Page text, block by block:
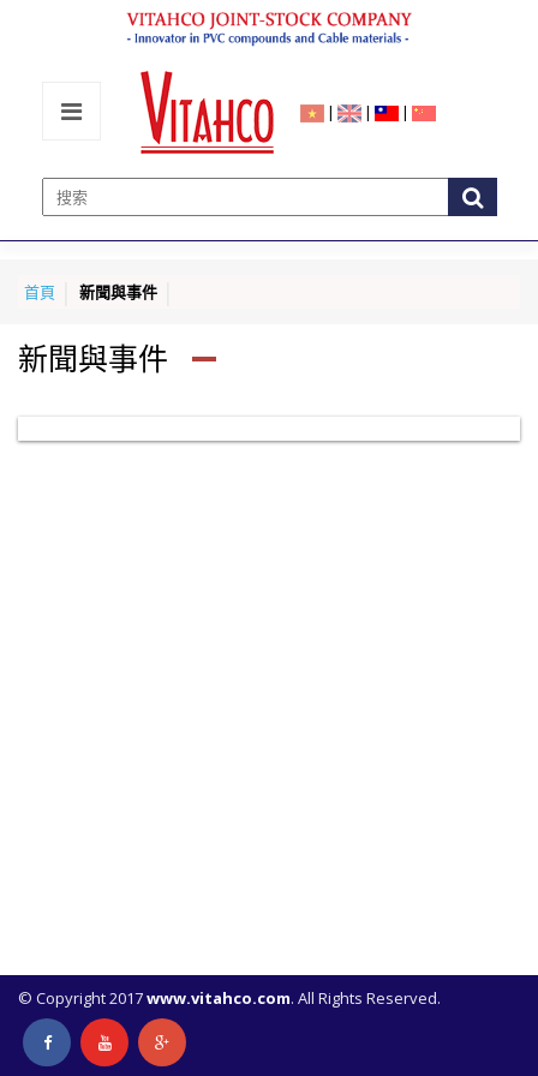
| | |
首頁 新聞與事件
新聞與事件
© Copyright 2017www.vitahco.com. All Rights Reserved.